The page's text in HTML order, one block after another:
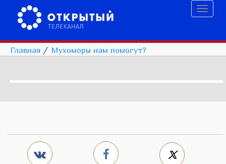
Главная / Мухоморы нам помогут?